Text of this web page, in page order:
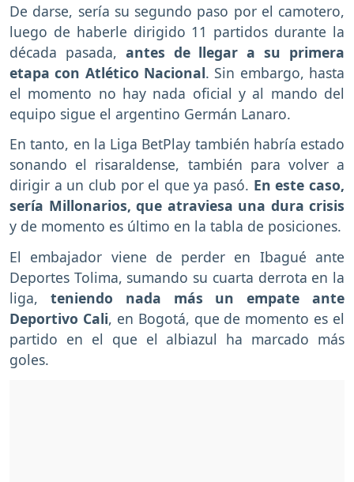
De darse, sería su segundo paso por el camotero,
luego de haberle dirigido 11 partidos durante la
década pasada, antes de llegar a su primera
etapa con Atlético Nacional. Sin embargo, hasta
el momento no hay nada oficial y al mando del
equipo sigue el argentino Germán Lanaro.
En tanto, en la Liga BetPlay también habría estado
sonando el risaraldense, también para volver a
dirigir a un club por el que ya pasó. En este caso,
sería Millonarios, que atraviesa una dura crisis
y de momento es último en la tabla de posiciones.
El embajador viene de perder en Ibagué ante
Deportes Tolima, sumando su cuarta derrota en la
liga, teniendo nada más un empate ante
Deportivo Cali, en Bogotá, que de momento es el
partido en el que el albiazul ha marcado más
goles.